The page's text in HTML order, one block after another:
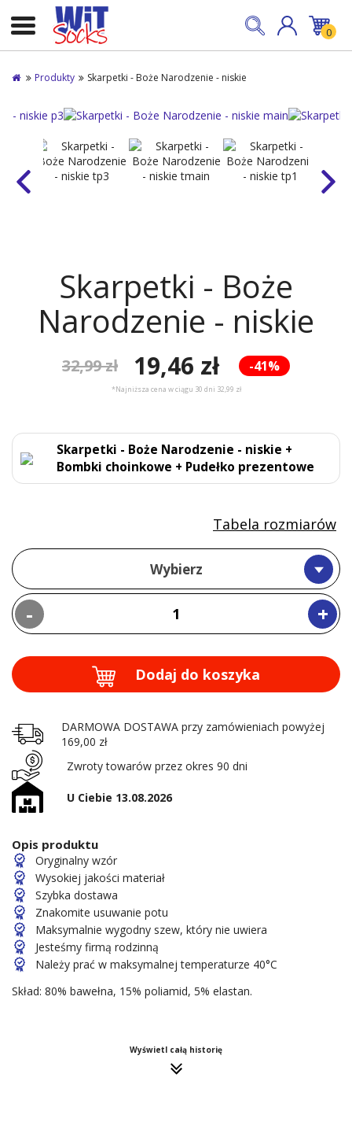
0
Produkty Skarpetki - Boże Narodzenie - niskie
Skarpetki - Boże
Narodzenie - niskie
-41%
32,99 zł 19,46 zł
*Najniższa cena w ciągu 30 dni 32,99 zł
Skarpetki - Boże Narodzenie - niskie +
Bombki choinkowe + Pudełko prezentowe
Wybierz
- +
Tabela rozmiarów
Dodaj do koszyka
DARMOWA DOSTAWA przy zamówieniach powyżej
169,00 zł
Zwroty towarów przez okres 90 dni
U Ciebie 13.08.2026
Opis produktu
Oryginalny wzór
Wysokiej jakości materiał
Szybka dostawa
Znakomite usuwanie potu
Maksymalnie wygodny szew, który nie uwiera
Jesteśmy firmą rodzinną
Należy prać w maksymalnej temperaturze 40°C
Skład: 80% bawełna, 15% poliamid, 5% elastan.
Wyświetl całą historię